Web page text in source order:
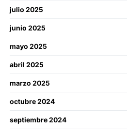
julio 2025
junio 2025
mayo 2025
abril 2025
marzo 2025
octubre 2024
septiembre 2024